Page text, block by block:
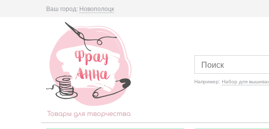
Ваш город: Новополоцк
Например: Набор для